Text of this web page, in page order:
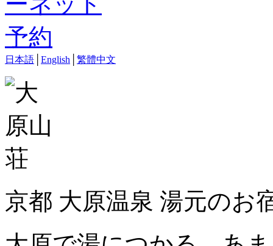
日本語 English 繁體中文
京都 大原温泉 湯元の